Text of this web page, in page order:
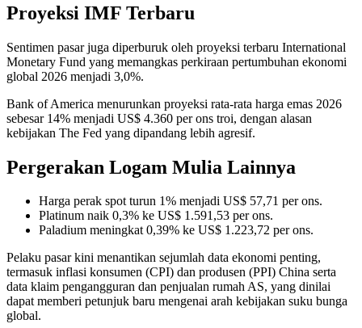
Proyeksi IMF Terbaru
Sentimen pasar juga diperburuk oleh proyeksi terbaru International
Monetary Fund yang memangkas perkiraan pertumbuhan ekonomi
global 2026 menjadi 3,0%.
Bank of America menurunkan proyeksi rata-rata harga emas 2026
sebesar 14% menjadi US$ 4.360 per ons troi, dengan alasan
kebijakan The Fed yang dipandang lebih agresif.
Pergerakan Logam Mulia Lainnya
Harga perak spot turun 1% menjadi US$ 57,71 per ons.
Platinum naik 0,3% ke US$ 1.591,53 per ons.
Paladium meningkat 0,39% ke US$ 1.223,72 per ons.
Pelaku pasar kini menantikan sejumlah data ekonomi penting,
termasuk inflasi konsumen (CPI) dan produsen (PPI) China serta
data klaim pengangguran dan penjualan rumah AS, yang dinilai
dapat memberi petunjuk baru mengenai arah kebijakan suku bunga
global.